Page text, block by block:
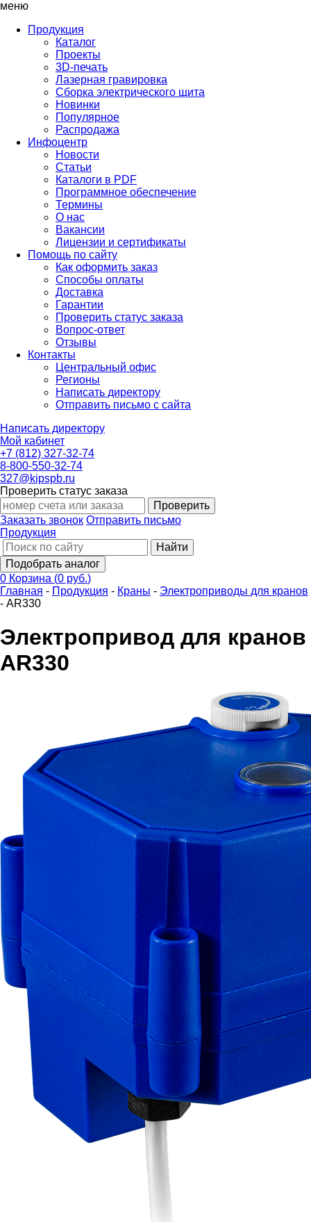
меню
Продукция
Каталог
Проекты
3D-печать
Лазерная гравировка
Сборка электрического щита
Новинки
Популярное
Распродажа
Инфоцентр
Новости
Статьи
Каталоги в PDF
Программное обеспечение
Термины
О нас
Вакансии
Лицензии и сертификаты
Помощь по сайту
Как оформить заказ
Способы оплаты
Доставка
Гарантии
Проверить статус заказа
Вопрос-ответ
Отзывы
Контакты
Центральный офис
Регионы
Написать директору
Отправить письмо с сайта
Написать директору
Мой кабинет
+7 (812) 327-32-74
8-800-550-32-74
327@kipspb.ru
Проверить статус заказа
Проверить
Заказать звонок Отправить письмо
Продукция
Найти
Подобрать аналог
0 Корзина (0 руб.)
Главная - Продукция - Краны - Электроприводы для кранов
- AR330
Электропривод для кранов
AR330